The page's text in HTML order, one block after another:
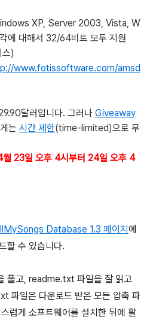
XP, Server 2003, Vista, W
에 대해서 32/64비트 모두 지원
스)
www.fotissoftware.com/amsd
달러입니다. 그러나 Giveaway
는 시간 제한(time-limited)으로 무
23일 오후 4시부터 24일 오후 4
Database 1.3 페이지 에
할 수 있습니다.
풀고, readme.txt 파일을 잘 읽고
파일은 다운로드 받은 모든 압축 파
럽게 소프트웨어를 설치한 뒤에 활